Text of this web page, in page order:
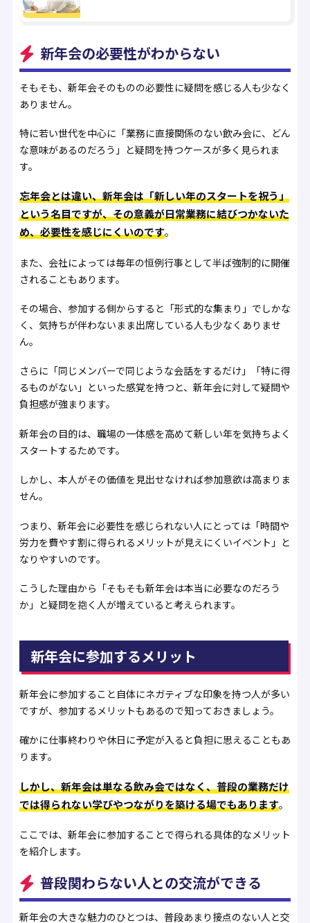
新年会の必要性がわからない
そもそも、新年会そのものの必要性に疑問を感じる人も少なく
ありません。
特に若い世代を中心に「業務に直接関係のない飲み会に、どん
な意味があるのだろう」と疑問を持つケースが多く見られま
す。
忘年会とは違い、新年会は「新しい年のスタートを祝う」
という名目ですが、その意義が日常業務に結びつかないた
め、必要性を感じにくいのです。
また、会社によっては毎年の恒例行事として半ば強制的に開催
されることもあります。
その場合、参加する側からすると「形式的な集まり」でしかな
く、気持ちが伴わないまま出席している人も少なくありませ
ん。
さらに「同じメンバーで同じような会話をするだけ」「特に得
るものがない」といった感覚を持つと、新年会に対して疑問や
負担感が強まります。
新年会の目的は、職場の一体感を高めて新しい年を気持ちよく
スタートするためです。
しかし、本人がその価値を見出せなければ参加意欲は高まりま
せん。
つまり、新年会に必要性を感じられない人にとっては「時間や
労力を費やす割に得られるメリットが見えにくいイベント」と
なりやすいのです。
こうした理由から「そもそも新年会は本当に必要なのだろう
か」と疑問を抱く人が増えていると考えられます。
新年会に参加するメリット
新年会に参加すること自体にネガティブな印象を持つ人が多い
ですが、参加するメリットもあるので知っておきましょう。
確かに仕事終わりや休日に予定が入ると負担に思えることもあ
ります。
しかし、新年会は単なる飲み会ではなく、普段の業務だけ
では得られない学びやつながりを築ける場でもあります。
ここでは、新年会に参加することで得られる具体的なメリット
を紹介します。
普段関わらない人との交流ができる
新年会の大きな魅力のひとつは、普段あまり接点のない人と交